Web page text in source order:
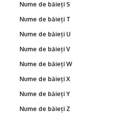
Nume de băieți S
Nume de băieți T
Nume de băieți U
Nume de băieți V
Nume de băieți W
Nume de băieți X
Nume de băieți Y
Nume de băieți Z